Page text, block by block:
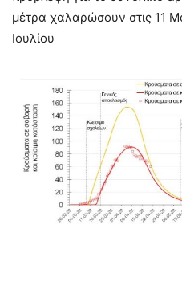
μέτρα χαλαρώσουν στις 11
Ιουλίου